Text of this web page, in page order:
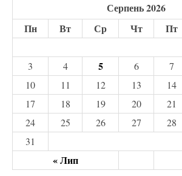
Серпень 2026
Пн
Вт Ср Чт Пт
« Лип
3
4 5 6 7
10
11 12 13 14
17
18 19 20 21
24
25 26 27 28
31